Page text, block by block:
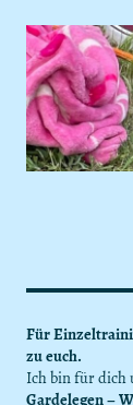
Für
zu euch.
Ich bin für dich
Gardelegen –